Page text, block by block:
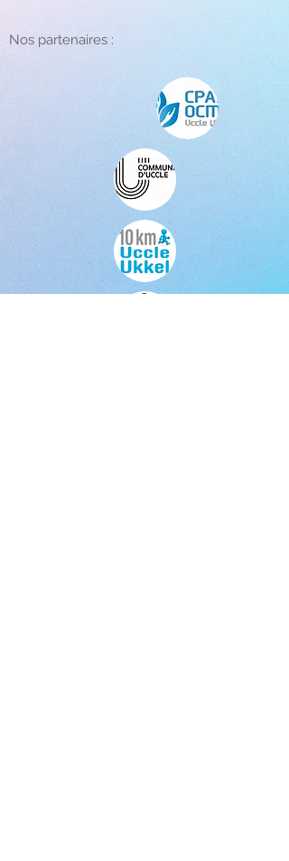
Nos partenaires :